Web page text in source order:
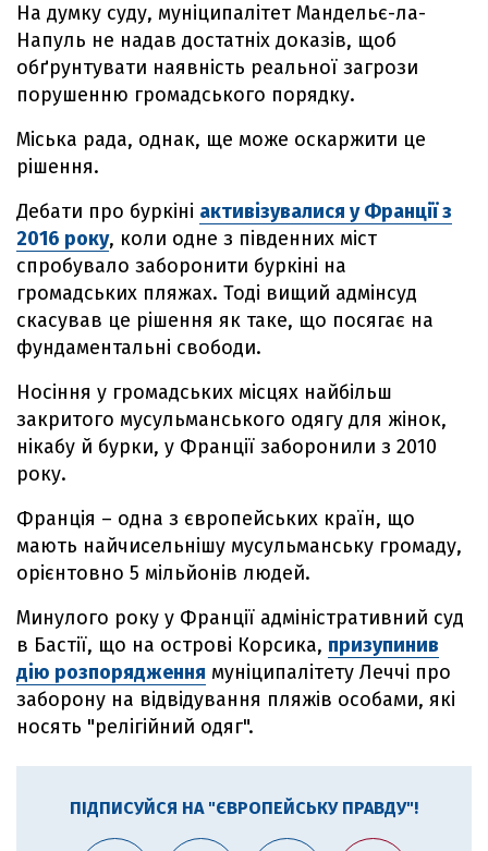
На думку суду, муніципалітет Мандельє-ла-
Напуль не надав достатніх доказів, щоб
обґрунтувати наявність реальної загрози
порушенню громадського порядку.
Міська рада, однак, ще може оскаржити це
рішення.
Дебати про буркіні активізувалися у Франції з
2016 року, коли одне з південних міст
спробувало заборонити буркіні на
громадських пляжах. Тоді вищий адмінсуд
скасував це рішення як таке, що посягає на
фундаментальні свободи.
Носіння у громадських місцях найбільш
закритого мусульманського одягу для жінок,
нікабу й бурки, у Франції заборонили з 2010
року.
Франція – одна з європейських країн, що
мають найчисельнішу мусульманську громаду,
орієнтовно 5 мільйонів людей.
Минулого року у Франції адміністративний суд
в Бастії, що на острові Корсика, призупинив
дію розпорядження муніципалітету Леччі про
заборону на відвідування пляжів особами, які
носять "релігійний одяг".
ПІДПИСУЙСЯ НА "ЄВРОПЕЙСЬКУ ПРАВДУ"!